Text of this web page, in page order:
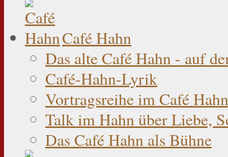
Café Hahn
Das alte Café Hahn - auf
Café-Hahn-Lyrik
Vortragsreihe im Café
Talk im Hahn über Liebe,
Das Café Hahn als Bühne